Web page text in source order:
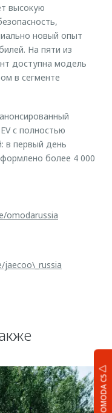
OMODA C5
высокую
новый опыт
На пяти из
доступна модель
в сегменте
с полностью
в первый день
более 4 000
omodarussia